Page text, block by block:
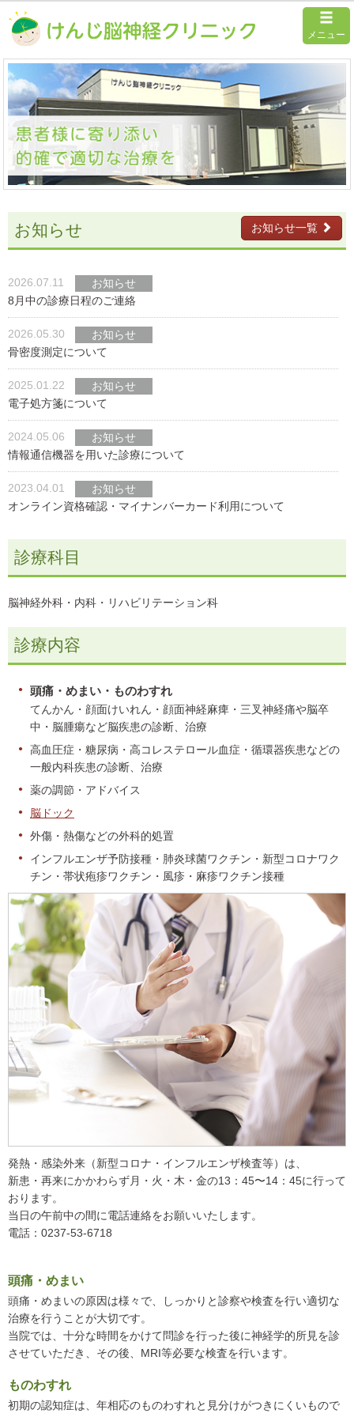
メニュー
お知らせ お知らせ一覧
2026.07.11
お知らせ
8月中の診療日程のご連絡
2026.05.30
お知らせ
骨密度測定について
2025.01.22
お知らせ
電子処方箋について
2024.05.06
お知らせ
情報通信機器を用いた診療について
2023.04.01
お知らせ
オンライン資格確認・マイナンバーカード利用について
診療科目
脳神経外科・内科・リハビリテーション科
診療内容
頭痛・めまい・ものわすれ
てんかん・顔面けいれん・顔面神経麻痺・三叉神経痛や脳卒
中・脳腫瘍など脳疾患の診断、治療
高血圧症・糖尿病・高コレステロール血症・循環器疾患などの
一般内科疾患の診断、治療
薬の調節・アドバイス
脳ドック
外傷・熱傷などの外科的処置
インフルエンザ予防接種・肺炎球菌ワクチン・新型コロナワク
チン・帯状疱疹ワクチン・風疹・麻疹ワクチン接種
発熱・感染外来（新型コロナ・インフルエンザ検査等）は、
新患・再来にかかわらず月・火・木・金の13：45〜14：45に行って
おります。
当日の午前中の間に電話連絡をお願いいたします。
電話：0237-53-6718
頭痛・めまい
頭痛・めまいの原因は様々で、しっかりと診察や検査を行い適切な
治療を行うことが大切です。
当院では、十分な時間をかけて問診を行った後に神経学的所見を診
させていただき、その後、MRI等必要な検査を行います。
ものわすれ
初期の認知症は、年相応のものわすれと見分けがつきにくいもので